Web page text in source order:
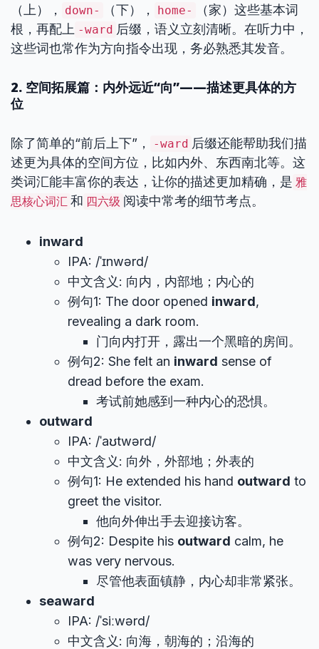
（上）， down- （下）， home-
（家）这些基本词
根，再配上 -ward 后缀，语义立刻清晰。在听力中，
这些词也常作为方向指令出现，务必熟悉其发音。
2. 空间拓展篇：内外远近“向”——描述更具体的方
位
除了简单的“前后上下”， -ward 后缀还能帮助我们描
述更为具体的空间方位，比如内外、东西南北等。这
类词汇能丰富你的表达，让你的描述更加精确，是 雅
思核心词汇 和 四六级 阅读中常考的细节考点。
inward
IPA: /ˈɪnwərd/
中文含义: 向内，内部地；内心的
例句1: The door opened inward,
revealing a dark room.
门向内打开，露出一个黑暗的房间。
例句2: She felt an inward sense of
dread before the exam.
考试前她感到一种内心的恐惧。
outward
IPA: /ˈaʊtwərd/
中文含义: 向外，外部地；外表的
例句1: He extended his hand outward to
greet the visitor.
他向外伸出手去迎接访客。
例句2: Despite his outward calm, he
was very nervous.
尽管他表面镇静，内心却非常紧张。
seaward
IPA: /ˈsiːwərd/
中文含义: 向海，朝海的；沿海的